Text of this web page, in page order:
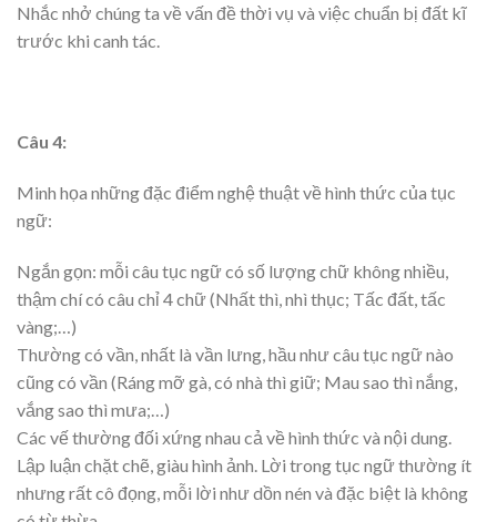
Nhắc nhở chúng ta về vấn đề thời vụ và việc chuẩn bị đất kĩ
trước khi canh tác.
Câu 4:
Minh họa những đặc điểm nghệ thuật về hình thức của tục
ngữ:
Ngắn gọn: mỗi câu tục ngữ có số lượng chữ không nhiều,
thậm chí có câu chỉ 4 chữ (Nhất thì, nhì thục; Tấc đất, tấc
vàng;…)
Thường có vần, nhất là vần lưng, hầu như câu tục ngữ nào
cũng có vần (Ráng mỡ gà, có nhà thì giữ; Mau sao thì nắng,
vắng sao thì mưa;…)
Các vế thường đối xứng nhau cả về hình thức và nội dung.
Lập luận chặt chẽ, giàu hình ảnh. Lời trong tục ngữ thường ít
nhưng rất cô đọng, mỗi lời như dồn nén và đặc biệt là không